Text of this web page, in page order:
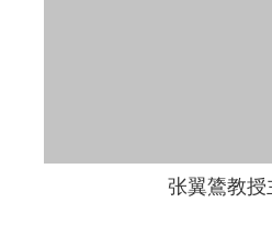
张翼鷟教授